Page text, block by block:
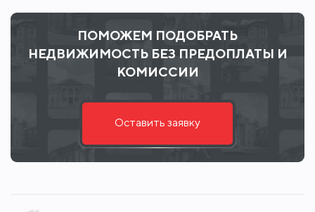
ПОМОЖЕМ ПОДОБРАТЬ
НЕДВИЖИМОСТЬ БЕЗ ПРЕДОПЛАТЫ И
КОМИССИИ
Оставить заявку